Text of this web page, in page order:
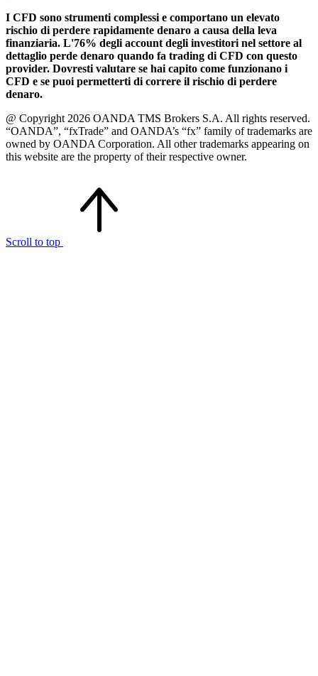
I CFD sono strumenti complessi e comportano un elevato
rischio di perdere rapidamente denaro a causa della leva
finanziaria. L'76% degli account degli investitori nel settore al
dettaglio perde denaro quando fa trading di CFD con questo
provider. Dovresti valutare se hai capito come funzionano i
CFD e se puoi permetterti di correre il rischio di perdere
denaro.
@ Copyright 2026 OANDA TMS Brokers S.A. All rights reserved.
“OANDA”, “fxTrade” and OANDA’s “fx” family of trademarks are
owned by OANDA Corporation. All other trademarks appearing on
this website are the property of their respective owner.
Scroll to top